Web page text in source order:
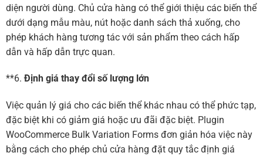
diện người dùng. Chủ cửa hàng có thể giới thiệu các biến thể
dưới dạng mẫu màu, nút hoặc danh sách thả xuống, cho
phép khách hàng tương tác với sản phẩm theo cách hấp
dẫn và hấp dẫn trực quan.
**6.Định giá thay đổi số lượng lớn
Việc quản lý giá cho các biến thể khác nhau có thể phức tạp,
đặc biệt khi có giảm giá hoặc ưu đãi đặc biệt. Plugin
WooCommerce Bulk Variation Forms đơn giản hóa việc này
bằng cách cho phép chủ cửa hàng đặt quy tắc định giá